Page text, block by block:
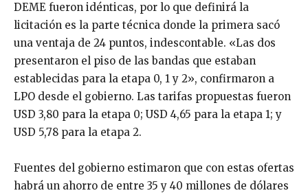
DEME fueron idénticas, por lo que definirá la
licitación es la parte técnica donde la primera sacó
una ventaja de 24 puntos, indescontable. «Las dos
presentaron el piso de las bandas que estaban
establecidas para la etapa 0, 1 y 2», confirmaron a
LPO desde el gobierno. Las tarifas propuestas fueron
USD 3,80 para la etapa 0; USD 4,65 para la etapa 1; y
USD 5,78 para la etapa 2.
Fuentes del gobierno estimaron que con estas ofertas
habrá un ahorro de entre 35 y 40 millones de dólares